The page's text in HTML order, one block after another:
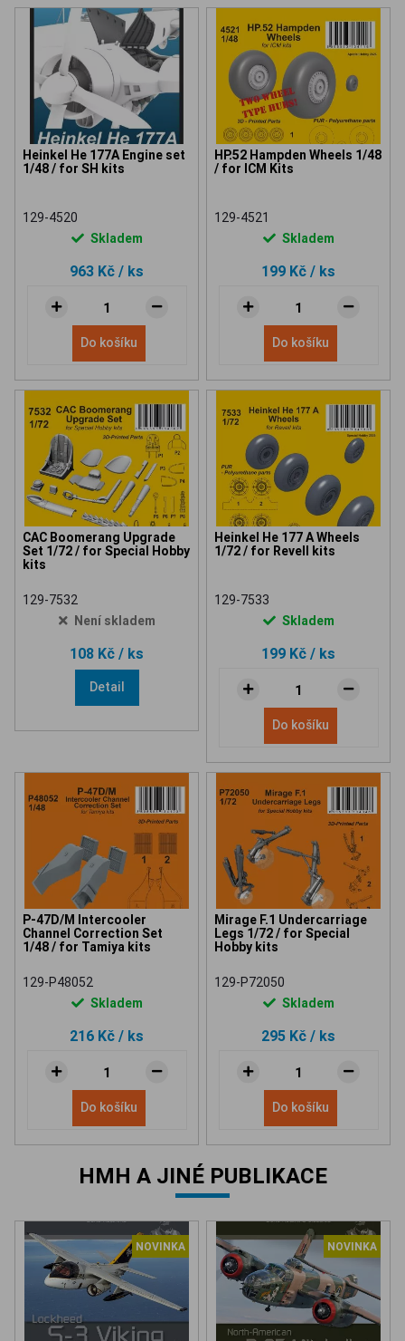
Heinkel He 177A Engine set
1/48 / for SH kits
129-4520
Skladem
963 Kč / ks
Do košíku
HP.52 Hampden Wheels 1/48
/ for ICM Kits
129-4521
Skladem
199 Kč / ks
Do košíku
CAC Boomerang Upgrade
Set 1/72 / for Special Hobby
kits
129-7532
Není skladem
108 Kč / ks
Detail
Heinkel He 177 A Wheels
1/72 / for Revell kits
129-7533
Skladem
199 Kč / ks
Do košíku
P-47D/M Intercooler
Channel Correction Set
1/48 / for Tamiya kits
129-P48052
Skladem
216 Kč / ks
Do košíku
Mirage F.1 Undercarriage
Legs 1/72 / for Special
Hobby kits
129-P72050
Skladem
295 Kč / ks
Do košíku
HMH A JINÉ PUBLIKACE
NOVINKA NOVINKA